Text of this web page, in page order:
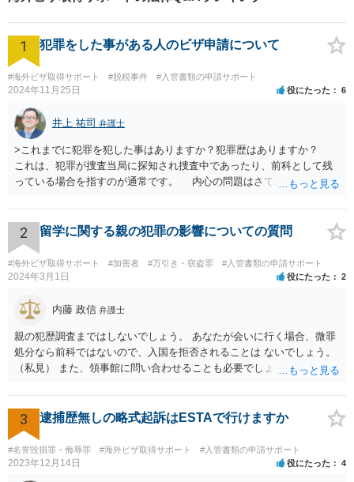
とを大切にしています。
1 犯罪をした事がある人のビザ申請について
#海外ビザ取得サポート #脱税事件 #入管書類の申請サポート
2024年11月25日 役にたった 6
井上 祐司 弁護士
>これまでに犯罪を犯した事はありますか？犯罪歴はありますか？
これは、犯罪が捜査当局に探知され捜査中であったり、前科として残
っている場合を指すのが通常です。 内心の問題はさておき、ご質問
2 留学に関する親の犯罪の影響についての質問
#海外ビザ取得サポート #加害者 #万引き・窃盗罪 #入管書類の申請サポート
2024年3月1日 役にたった 2
内藤 政信 弁護士
親の犯歴調査まではしないでしょう。 あなたが会いに行く場合、微罪
処分なら前科ではないので、入国を拒否されることは ないでしょう。
（私見） また、領事館に問い合わせることも必要でしょう。
3 逮捕歴無しの略式起訴はESTAで行けますか
#名誉毀損罪・侮辱罪 #海外ビザ取得サポート #入管書類の申請サポート
2023年12月14日 役にたった 4